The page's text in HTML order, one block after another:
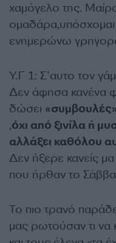
χαμόγελο της.
ενημερώνω
Υ.Γ 1: Σ’αυτο τον
Δεν άφησα κανένα
δώσει
,όχι από ξινίλα ή
αλλάξει καθόλου
Δεν ήξερε κανείς μα
που ήρθαν το
Το πιο τρανό
μας ρωτούσαν τι να